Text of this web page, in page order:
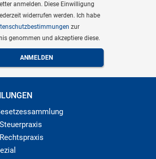
anmelden. Diese Einwilligung
widerrufen werden. Ich habe
zur
genommen und akzeptiere diese.